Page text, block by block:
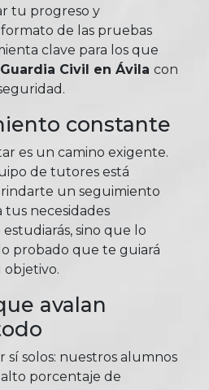
tu progreso y
de las pruebas
clave para los que
Civil en Ávila con
constante
es un camino exigente.
de tutores está
un seguimiento
tus necesidades
sino que lo
probado que te guiará
objetivo.
avalan
sí solos: nuestros alumnos
porcentaje de